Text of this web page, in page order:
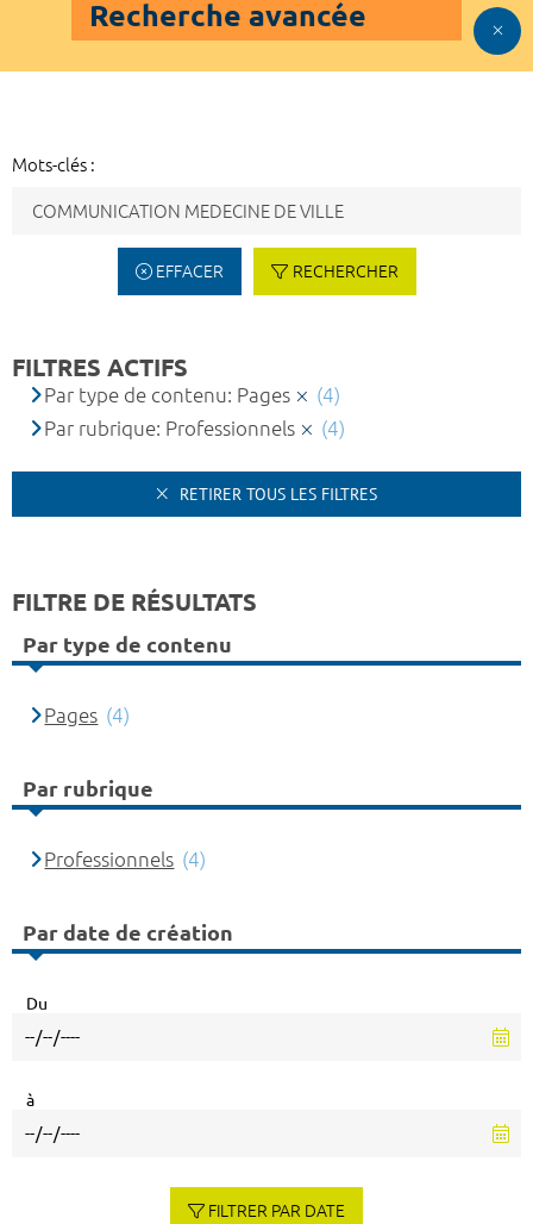
Recherche avancée
Mots-clés :
EFFACER RECHERCHER
FILTRES ACTIFS
Par type de contenu: Pages
(4)
Par rubrique: Professionnels
(4)
RETIRER TOUS LES FILTRES
FILTRE DE RÉSULTATS
Par type de contenu
Pages (4)
Par rubrique
Professionnels (4)
Par date de création
Du
à
FILTRER PAR DATE